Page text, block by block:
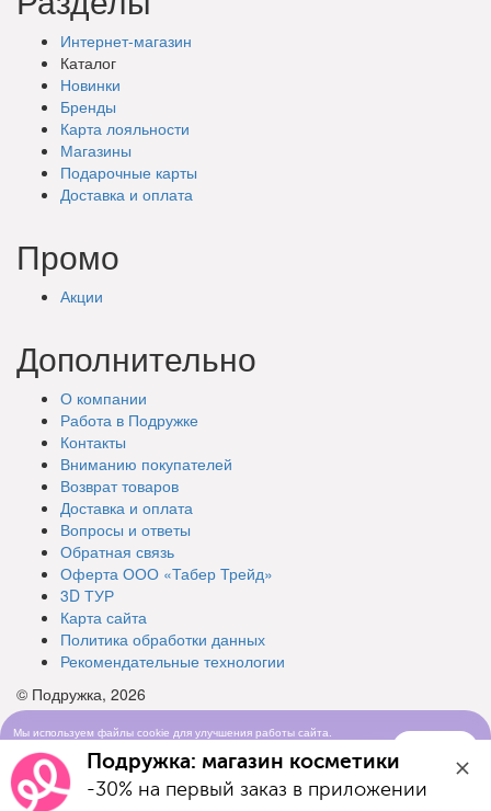
Интернет-магазин
Каталог
Новинки
Бренды
Карта лояльности
Магазины
Подарочные карты
Доставка и оплата
Промо
Акции
Дополнительно
О компании
Работа в Подружке
Контакты
Вниманию покупателей
Возврат товаров
Доставка и оплата
Вопросы и ответы
Обратная связь
Оферта ООО «Табер Трейд»
3D ТУР
Карта сайта
Политика обработки данных
Рекомендательные технологии
© Подружка, 2026
Мы используем файлы cookie для улучшения работы сайта.
использования cookie-файловПодружка: магазин косметики
-30% на первый заказ в приложении